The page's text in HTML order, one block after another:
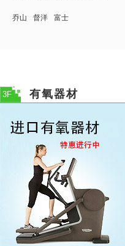
乔山 督洋 富士
3F 有氧器材